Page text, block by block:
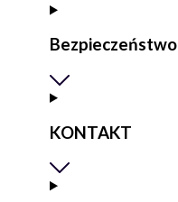
Bezpieczeństwo
KONTAKT